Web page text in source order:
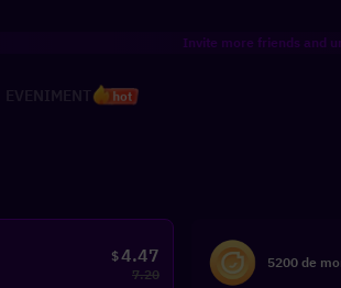
Invite more friends and unlock
hot
$4.47
7.20
5200 de